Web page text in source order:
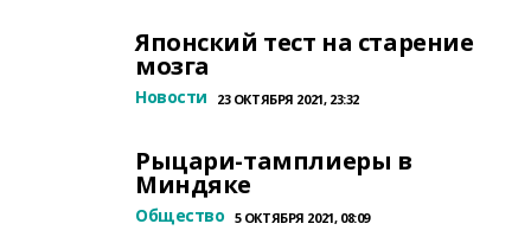
Японский тест на старение
мозга
Новости 23 ОКТЯБРЯ 2021, 23:32
Рыцари-тамплиеры в
Миндяке
Общество 5 ОКТЯБРЯ 2021, 08:09